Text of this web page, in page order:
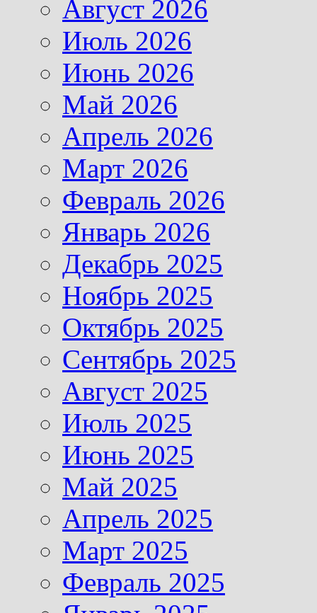
Август 2026
Июль 2026
Июнь 2026
Май 2026
Апрель 2026
Март 2026
Февраль 2026
Январь 2026
Декабрь 2025
Ноябрь 2025
Октябрь 2025
Сентябрь 2025
Август 2025
Июль 2025
Июнь 2025
Май 2025
Апрель 2025
Март 2025
Февраль 2025